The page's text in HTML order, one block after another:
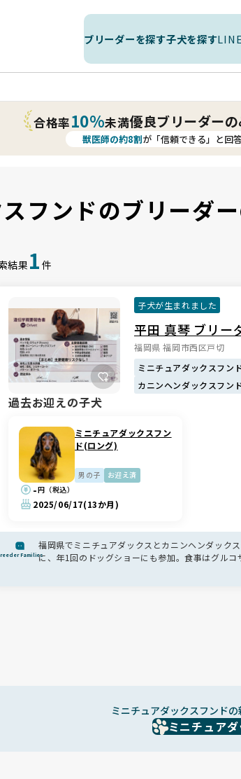
ブリーダーを探す子犬を探す
合格率10%未満優良ブリーダー
獣医師の約8割が「信頼できる」と回
フンドのブリーダ
結果 1 件
子犬が生まれました
平田 真琴 ブリー
福岡県 福岡市西区戸切
ミニチュアダックスフン
カニンヘンダックスフン
過去お迎えの子犬
ミニチュアダックスフン
ド(ロング)
男の子 お迎え済
-円（税込）
2025/06/17(13か月)
Families
福岡県でミニチュアダックスとカニンヘンダック
に、年1回のドッグショーにも参加。食事はグル
届くよう調整🍚運動は自宅22畳のケージフリー
見送り生涯3回ほど、早い子では3歳で引退と、母
ミニチュアダックスフンド
ミニチュア